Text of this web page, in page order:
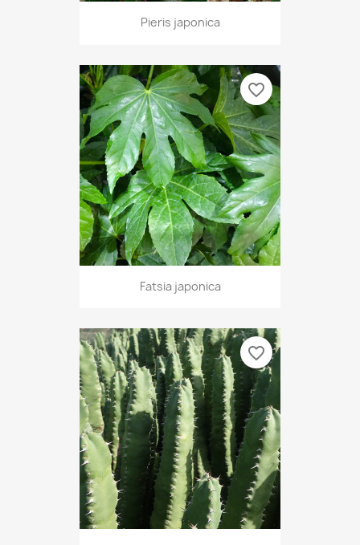
Pieris japonica
Fatsia japonica
favorite_border
favorite_border